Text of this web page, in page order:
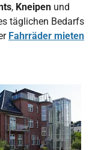
, Kneipen und
täglichen Bedarfs
Fahrräder mieten
version for: